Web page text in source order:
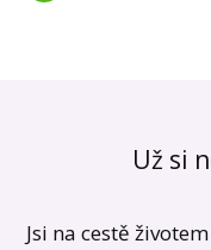
Už si
Jsi na cestě